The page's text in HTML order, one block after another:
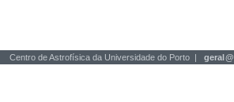
Centro de Astrofísica da Universidade do Porto | geral@